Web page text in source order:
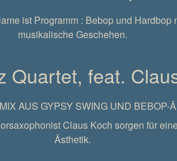
ist Programm : Bebop und
musikalische Geschehen.
Quartet, feat.
AUS GYPSY SWING UND BEBOP-
Claus Koch sorgen für
Ästhetik.